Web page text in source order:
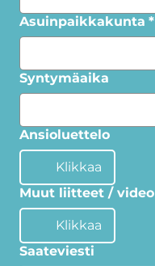
Asuinpaikkakunta *
Syntymäaika
Ansioluettelo
Klikkaa
Muut liitteet / video
Klikkaa
Saateviesti